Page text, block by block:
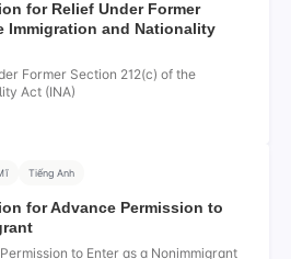
for Relief Under Former
Immigration and Nationality
Former Section 212(c) of the
Act (INA)
Tiếng Anh
for Advance Permission to
to Enter as a Nonimmigrant